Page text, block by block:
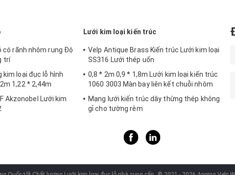
có rãnh nhôm rung Độ
trí
kim loại đục lỗ hình
1,22 * 2,44m
Akzonobel Lưới kim
Lưới kim loại kiến ​​trúc
Velp Antique Brass Kiến trúc Lưới kim loại
SS316 Lưới thép uốn
0,8 * 2m 0,9 * 1,8m Lưới kim loại kiến ​​trúc
1060 3003 Màn bay liên kết chuỗi nhôm
Mạng lưới kiến trúc dây thừng thép không
gỉ cho tường rèm